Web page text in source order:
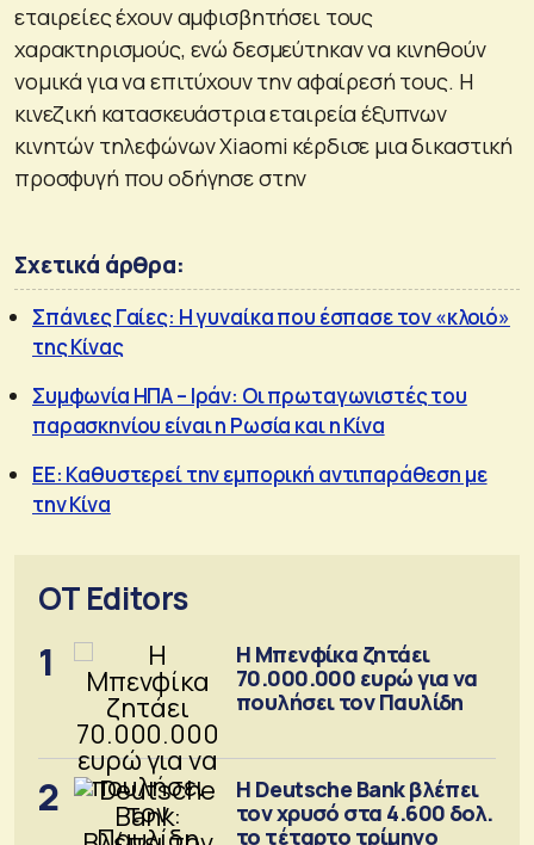
εταιρείες έχουν αμφισβητήσει τους
χαρακτηρισμούς, ενώ δεσμεύτηκαν να κινηθούν
νομικά για να επιτύχουν την αφαίρεσή τους. Η
κινεζική κατασκευάστρια εταιρεία έξυπνων
κινητών τηλεφώνων Xiaomi κέρδισε μια δικαστική
προσφυγή που οδήγησε στην
Σχετικά άρθρα:
Σπάνιες Γαίες: Η γυναίκα που έσπασε τον «κλοιό»
της Κίνας
Συμφωνία ΗΠΑ – Ιράν: Οι πρωταγωνιστές του
παρασκηνίου είναι η Ρωσία και η Κίνα
ΕΕ: Καθυστερεί την εμπορική αντιπαράθεση με
την Κίνα
OT Editors
1
Η Μπενφίκα ζητάει
70.000.000 ευρώ για να
πουλήσει τον Παυλίδη
2
Η Deutsche Bank βλέπει
τον χρυσό στα 4.600 δολ.
το τέταρτο τρίμηνο